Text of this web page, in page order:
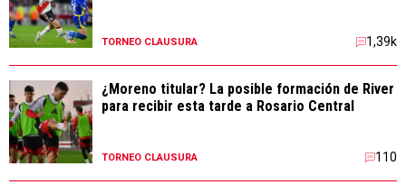
TORNEO CLAUSURA 1,39k
¿Moreno titular? La posible formación de River
para recibir esta tarde a Rosario Central
TORNEO CLAUSURA 110